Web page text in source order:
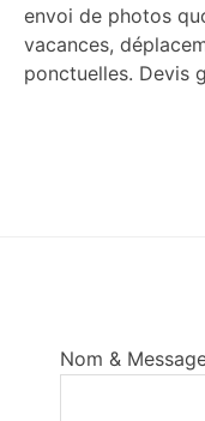
envoi de photos
vacances,
ponctuelles. Devis
Nom &